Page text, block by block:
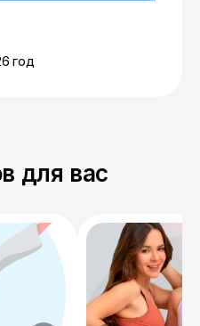
год
для вас